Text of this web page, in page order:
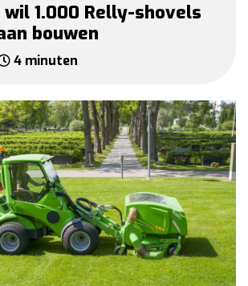
wil 1.000 Relly-shovels
bouwen
4 minuten